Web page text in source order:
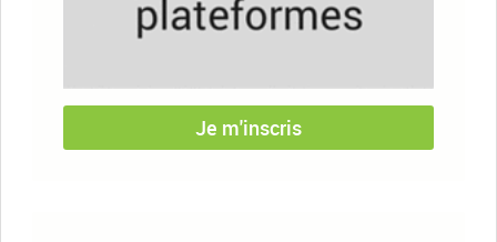
Je m'inscris